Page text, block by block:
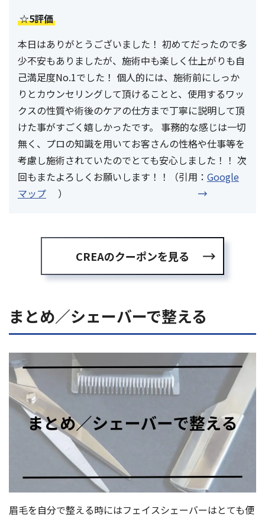
☆5評価
本日はありがとうございました！ 初めてだったので多
少不安もありましたが、施術中も楽しく仕上がりも自
己満足度No.1でした！ 個人的には、施術前にしっか
りとカウンセリングして頂けることと、使用するワッ
クスの性質や術後のケアの仕方まで丁寧に説明して頂
けた事がすごく嬉しかったです。 事務的な感じは一切
無く、プロの知識を用いてお客さんの性格や仕事等を
考慮し施術されていたのでとても安心しました！！ 次
回もまたよろしくお願いします！！（引用： Google
マップ
）
CREAのクーポンを見る
まとめ／シェーバーで整える
眉毛を自分で整える時にはフェイスシェーバーはとても便